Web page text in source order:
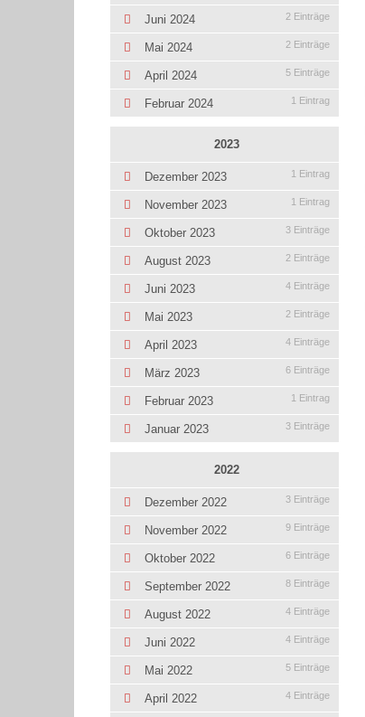
Juni 2024 2 Einträge
Mai 2024 2 Einträge
April 2024 5 Einträge
Februar 2024 1 Eintrag
2023
Dezember 2023 1 Eintrag
November 2023 1 Eintrag
Oktober 2023 3 Einträge
August 2023 2 Einträge
Juni 2023 4 Einträge
Mai 2023 2 Einträge
April 2023 4 Einträge
März 2023 6 Einträge
Februar 2023 1 Eintrag
Januar 2023 3 Einträge
2022
Dezember 2022 3 Einträge
November 2022 9 Einträge
Oktober 2022 6 Einträge
September 2022 8 Einträge
August 2022 4 Einträge
Juni 2022 4 Einträge
Mai 2022 5 Einträge
April 2022 4 Einträge